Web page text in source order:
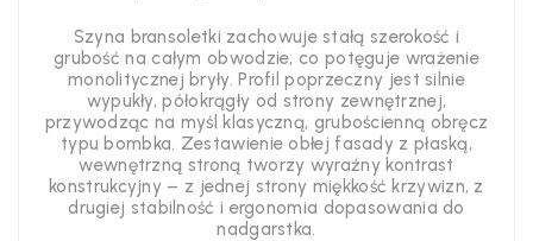
Szyna bransoletki zachowuje stałą szerokość i
grubość na całym obwodzie, co potęguje wrażenie
monolitycznej bryły. Profil poprzeczny jest silnie
wypukły, półokrągły od strony zewnętrznej,
przywodząc na myśl klasyczną, grubościenną obręcz
typu bombka. Zestawienie obłej fasady z płaską,
wewnętrzną stroną tworzy wyraźny kontrast
konstrukcyjny – z jednej strony miękkość krzywizn, z
drugiej stabilność i ergonomia dopasowania do
nadgarstka.